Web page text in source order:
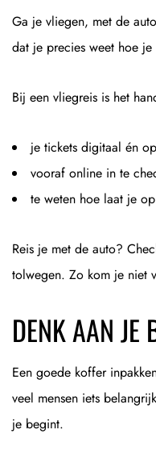
Ga je vliegen, met de
dat je precies weet hoe
Bij een vliegreis is het
je tickets digitaal én
vooraf online in te
te weten hoe laat je
Reis je met de auto?
tolwegen. Zo kom je niet
DENK AAN JE
Een goede koffer
veel mensen iets
je begint.